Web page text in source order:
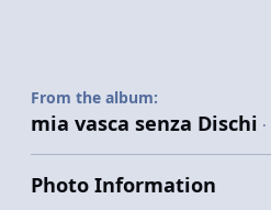
From the album:
mia vasca senza Dischi
Photo Information